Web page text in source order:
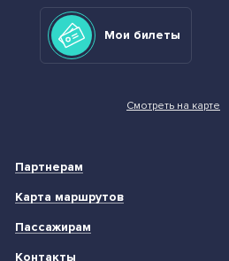
Смотреть на карте
Мои билеты
Партнерам
Карта маршрутов
Пассажирам
Контакты